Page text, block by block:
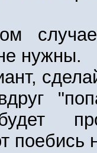
нужны.
поебись